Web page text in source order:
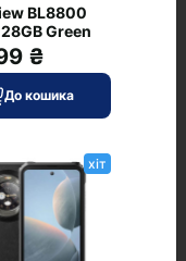
BL8800
Green
₴
До кошика
хіт